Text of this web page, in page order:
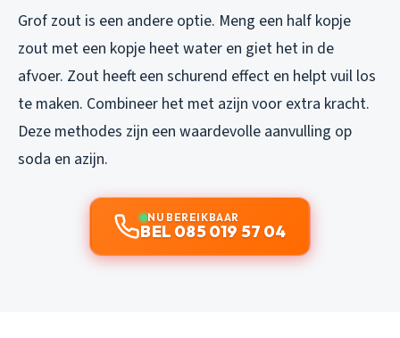
Grof zout is een andere optie. Meng een half kopje
zout met een kopje heet water en giet het in de
afvoer. Zout heeft een schurend effect en helpt vuil los
te maken. Combineer het met azijn voor extra kracht.
Deze methodes zijn een waardevolle aanvulling op
soda en azijn.
NU BEREIKBAAR
BEL 085 019 57 04